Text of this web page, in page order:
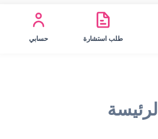
طلب استشارة حسابي
الرئيسة